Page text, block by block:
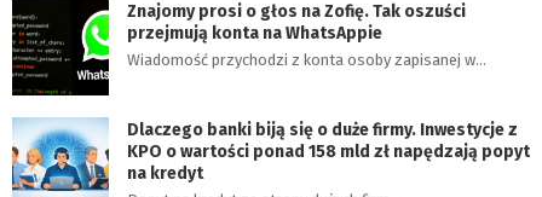
Znajomy prosi o głos na Zofię. Tak oszuści
przejmują konta na WhatsAppie
Wiadomość przychodzi z konta osoby zapisanej w…
Dlaczego banki biją się o duże firmy. Inwestycje z
KPO o wartości ponad 158 mld zł napędzają popyt
na kredyt